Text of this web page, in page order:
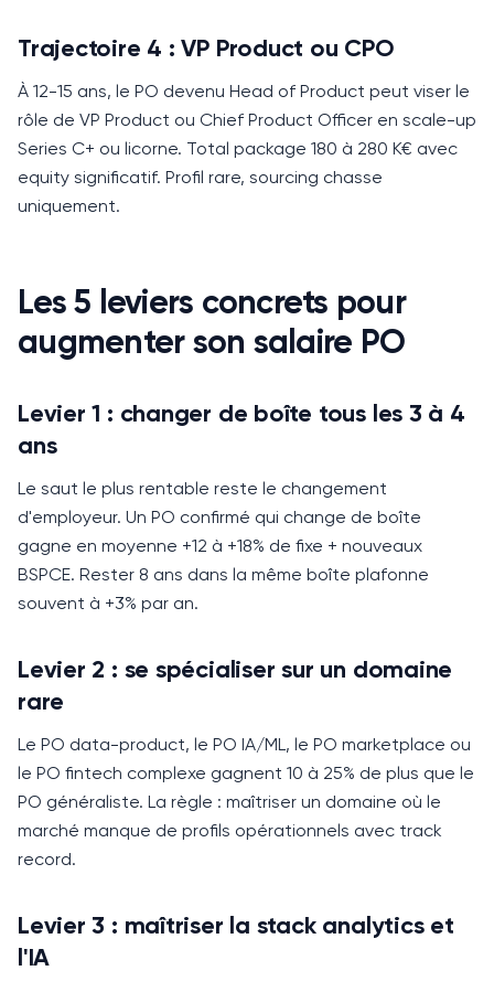
Trajectoire 4 : VP Product ou CPO
À 12-15 ans, le PO devenu Head of Product peut viser le
rôle de VP Product ou Chief Product Officer en scale-up
Series C+ ou licorne. Total package 180 à 280 K€ avec
equity significatif. Profil rare, sourcing chasse
uniquement.
Les 5 leviers concrets pour
augmenter son salaire PO
Levier 1 : changer de boîte tous les 3 à 4
ans
Le saut le plus rentable reste le changement
d'employeur. Un PO confirmé qui change de boîte
gagne en moyenne +12 à +18% de fixe + nouveaux
BSPCE. Rester 8 ans dans la même boîte plafonne
souvent à +3% par an.
Levier 2 : se spécialiser sur un domaine
rare
Le PO data-product, le PO IA/ML, le PO marketplace ou
le PO fintech complexe gagnent 10 à 25% de plus que le
PO généraliste. La règle : maîtriser un domaine où le
marché manque de profils opérationnels avec track
record.
Levier 3 : maîtriser la stack analytics et
l'IA